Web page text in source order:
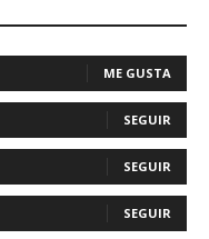
ME GUSTA
SEGUIR
SEGUIR
SEGUIR